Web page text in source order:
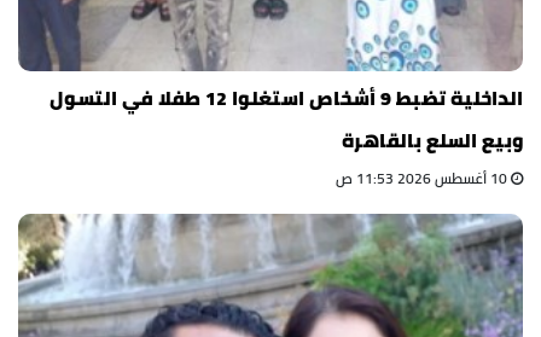
الداخلية تضبط 9 أشخاص استغلوا 12 طفلا في التسول
وبيع السلع بالقاهرة